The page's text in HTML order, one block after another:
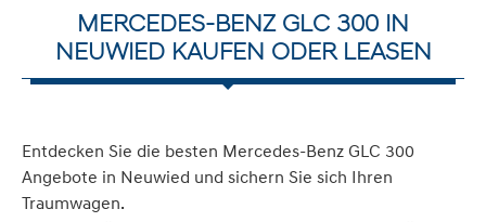
MERCEDES-BENZ GLC 300 IN
NEUWIED KAUFEN ODER LEASEN
Entdecken Sie die besten Mercedes-Benz GLC 300
Angebote in Neuwied und sichern Sie sich Ihren
Traumwagen.